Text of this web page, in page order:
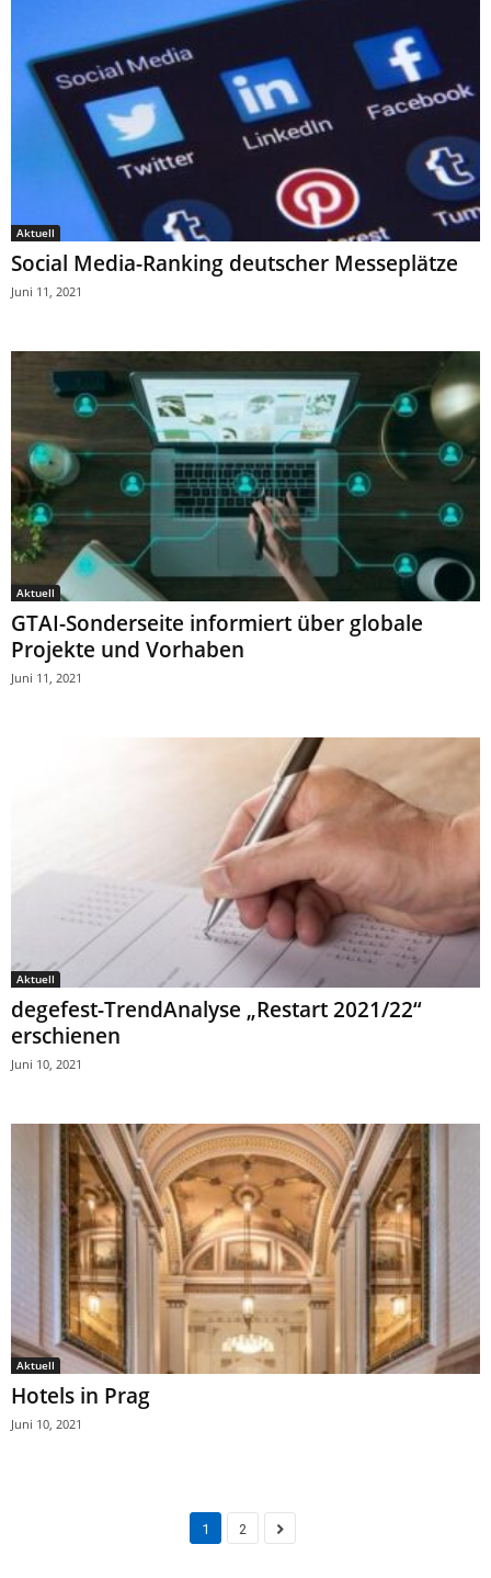
Aktuell
Social Media-Ranking deutscher Messeplätze
Juni 11, 2021
Aktuell
GTAI-Sonderseite informiert über globale
Projekte und Vorhaben
Juni 11, 2021
Aktuell
degefest-TrendAnalyse „Restart 2021/22“
erschienen
Juni 10, 2021
Aktuell
Hotels in Prag
Juni 10, 2021
1 2